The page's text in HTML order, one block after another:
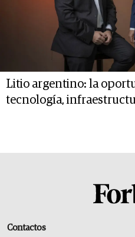
Litio argentino: la
tecnología,
Contactos